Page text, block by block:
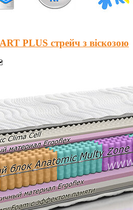
PLUS стрейч з віскозою